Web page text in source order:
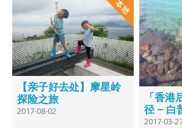
【亲子好去处】摩星岭
探险之旅
2017-08-02
「香
径 – 白
2017-03-